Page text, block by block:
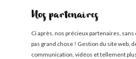
Nos partenaires
Ci après, nos précieux partenaires,
pas grand chose ! Gestion du site web,
communication, vidéos et tellement